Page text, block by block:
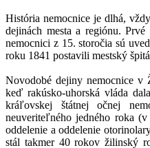
História nemocnice je dlhá,
dejinách mesta a regiónu.
nemocnici z 15. storočia sú
roku 1841 postavili mestský
Novodobé dejiny nemocnice
keď rakúsko-uhorská vláda
kráľovskej štátnej očnej
neuveriteľného jedného roka
oddelenie a oddelenie
stál takmer 40 rokov žilinský